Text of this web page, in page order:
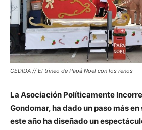
CEDIDA // El trineo de Papá Noel con los renos
La Asociación Políticamente
Gondomar, ha dado un paso más
este año ha diseñado un